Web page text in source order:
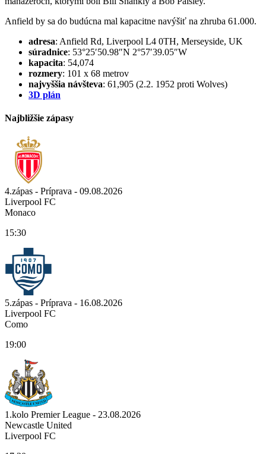
Anfield by sa do budúcna mal kapacitne navýšiť na zhruba 61.000.
adresa: Anfield Rd, Liverpool L4 0TH, Merseyside, UK
súradnice: 53°25′50.98″N 2°57′39.05″W
kapacita: 54,074
rozmery: 101 x 68 metrov
najvyššia návšteva: 61,905 (2.2. 1952 proti Wolves)
3D plán
Najbližšie zápasy
4.zápas - Príprava - 09.08.2026
Liverpool FC
Monaco
15:30
5.zápas - Príprava - 16.08.2026
Liverpool FC
Como
19:00
1.kolo Premier League - 23.08.2026
Newcastle United
Liverpool FC